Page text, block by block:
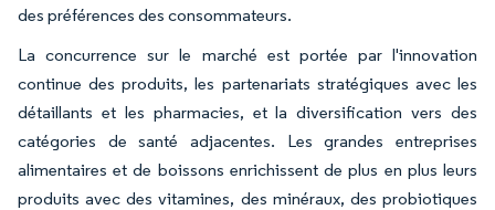
des préférences des consommateurs.
La concurrence sur le marché est portée par l'innovation
continue des produits, les partenariats stratégiques avec les
détaillants et les pharmacies, et la diversification vers des
catégories de santé adjacentes. Les grandes entreprises
alimentaires et de boissons enrichissent de plus en plus leurs
produits avec des vitamines, des minéraux, des probiotiques